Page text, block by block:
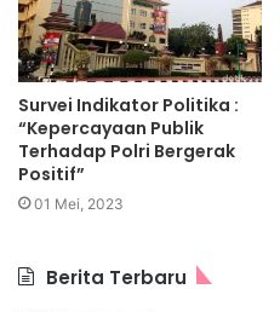
Survei Indikator Politika :
“Kepercayaan Publik
Terhadap Polri Bergerak
Positif”
01 Mei, 2023
Berita Terbaru